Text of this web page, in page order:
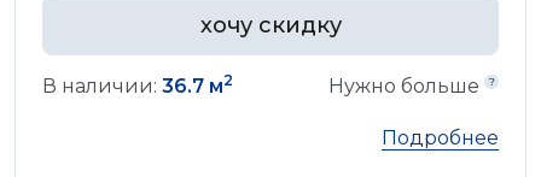
хочу скидку
В наличии: 36.7 м2 Нужно больше
Подробнее